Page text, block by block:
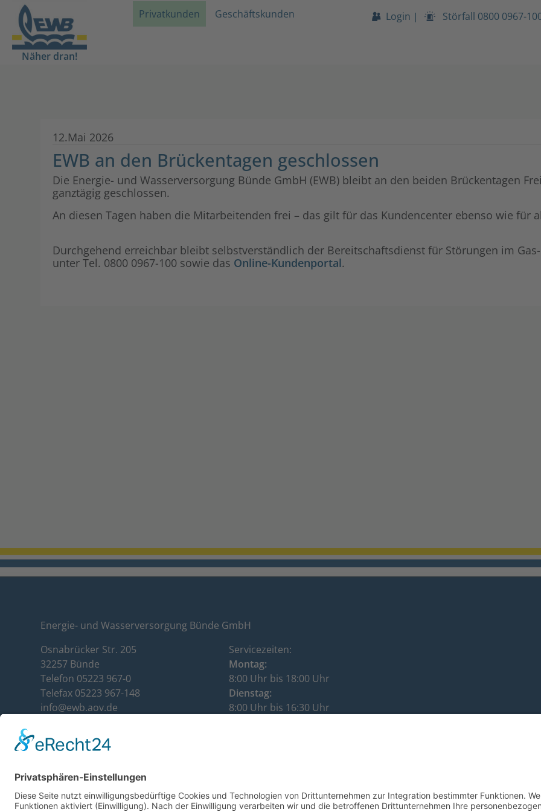
Näher dran!
Privatkunden Geschäftskunden Login | Störfall 0800 0967-
12.Mai 2026
EWB an den Brückentagen geschlossen
Die Energie- und Wasserversorgung Bünde GmbH (EWB) bleibt an den beiden Brückentagen
ganztägig geschlossen.
An diesen Tagen haben die Mitarbeitenden frei – das gilt für das Kundencenter ebenso wie für
Durchgehend erreichbar bleibt selbstverständlich der Bereitschaftsdienst für Störungen im
unter Tel. 0800 0967-100 sowie das Online-Kundenportal.
Energie- und Wasserversorgung Bünde GmbH
Osnabrücker Str. 205
32257 Bünde
Telefon 05223 967-0
Telefax 05223 967-148
info@ewb.aov.de
Kundenservice: 05223 967-112
Servicezeiten:
Montag:
8:00 Uhr bis 18:00 Uhr
Dienstag:
8:00 Uhr bis 16:30 Uhr